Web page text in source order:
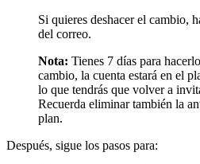
Si quieres deshacer el cambio,
del correo.
Nota: Tienes 7 días para
cambio, la cuenta estará en el
lo que tendrás que volver a
Recuerda eliminar también la
plan.
Después, sigue los pasos para: